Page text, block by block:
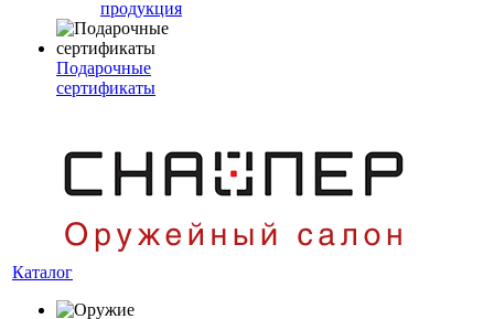
продукция
Подарочные
сертификаты
Каталог